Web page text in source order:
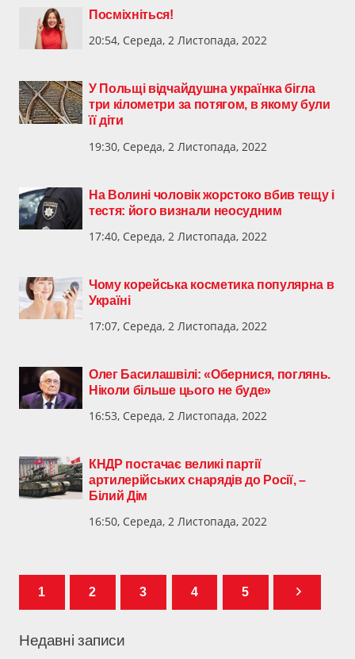
Посміхніться!
20:54, Середа, 2 Листопада, 2022
У Польщі відчайдушна українка бігла
три кілометри за потягом, в якому були
її діти
19:30, Середа, 2 Листопада, 2022
На Волині чоловік жорстоко вбив тещу і
тестя: його визнали неосудним
17:40, Середа, 2 Листопада, 2022
Чому корейська косметика популярна в
Україні
17:07, Середа, 2 Листопада, 2022
Олег Басилашвілі: «Обернися, поглянь.
Ніколи більше цього не буде»
16:53, Середа, 2 Листопада, 2022
КНДР постачає великі партії
артилерійських снарядів до Росії, –
Білий Дім
16:50, Середа, 2 Листопада, 2022
1 2 3 4 5
Недавні записи